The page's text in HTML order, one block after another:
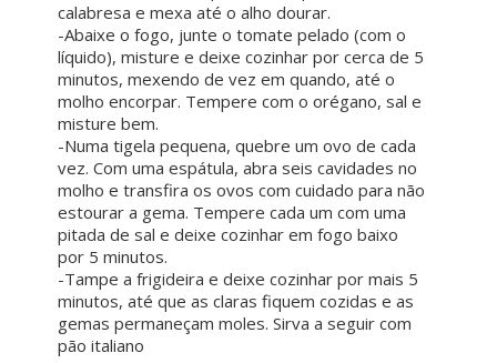
calabresa e mexa até o alho dourar.
-Abaixe o fogo, junte o tomate pelado (com o
líquido), misture e deixe cozinhar por cerca de 5
minutos, mexendo de vez em quando, até o
molho encorpar. Tempere com o orégano, sal e
misture bem.
-Numa tigela pequena, quebre um ovo de cada
vez. Com uma espátula, abra seis cavidades no
molho e transfira os ovos com cuidado para não
estourar a gema. Tempere cada um com uma
pitada de sal e deixe cozinhar em fogo baixo
por 5 minutos.
-Tampe a frigideira e deixe cozinhar por mais 5
minutos, até que as claras fiquem cozidas e as
gemas permaneçam moles. Sirva a seguir com
pão italiano